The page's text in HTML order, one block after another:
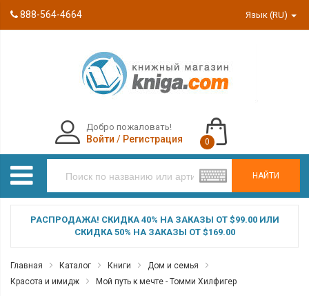
888-564-4664 Язык (RU)
НАЙТИ
Добро пожаловать!
Войти / Регистрация 0
РАСПРОДАЖА! СКИДКА 40% НА ЗАКАЗЫ ОТ $99.00 ИЛИ
СКИДКА 50% НА ЗАКАЗЫ ОТ $169.00
Главная Каталог Книги
Дом и семья
Красота и имидж
Мой путь к мечте - Томми Хилфигер